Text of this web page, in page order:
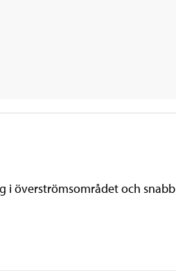
i överströmsområdet och